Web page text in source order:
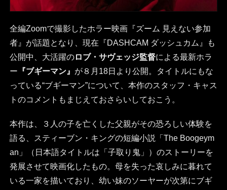
全編Zoomで撮影したホラー映画『ズーム 見えない参加
者』が話題となり、現在『DASHCAM ダッシュカム』も
公開中、大活躍のロブ・サヴェッジ監督による最新ホラ
ー 『ブギーマン』 が８月18日より公開。タイトルにもな
っている“ブギーマン”について、本作のスタッフ・キャス
トのコメントもまじえておさらいしておこう。
本作は、３人の子を亡くした父親がその恐ろしい体験を
語る、スティーブン・キングの短編小説「The Boogeym
an」（日本語タイトルは「子取り鬼」）のストーリーを
発展させて映画化したもの。母を失った哀しみに暮れて
いる一家を描いており、幼い妹のソーヤーが次第にブギ